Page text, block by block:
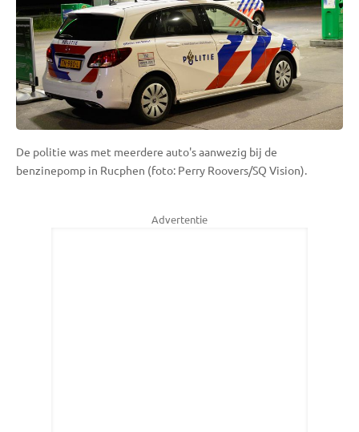
De politie was met meerdere auto's aanwezig bij de
benzinepomp in Rucphen (foto: Perry Roovers/SQ Vision).
Advertentie